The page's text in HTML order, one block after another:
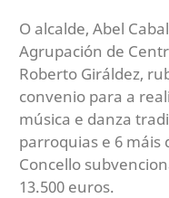
O alcalde, Abel
Agrupación de
Roberto Giráldez,
convenio para a
música e danza
parroquias e 6 máis
Concello
13.500 euros.